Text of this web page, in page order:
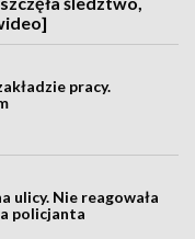
pracy.
ulicy. Nie reagowała
policjanta